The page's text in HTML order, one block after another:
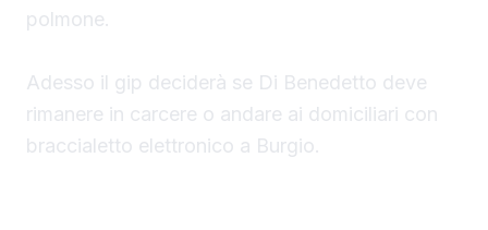
polmone.
Adesso il gip deciderà se Di Benedetto deve
rimanere in carcere o andare ai domiciliari con
braccialetto elettronico a Burgio.